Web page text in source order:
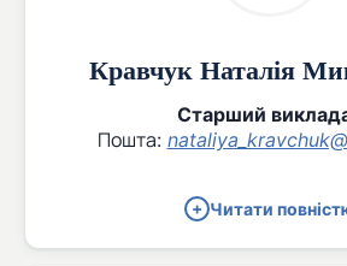
Кравчук Наталія
Старший
Пошта:
Читати